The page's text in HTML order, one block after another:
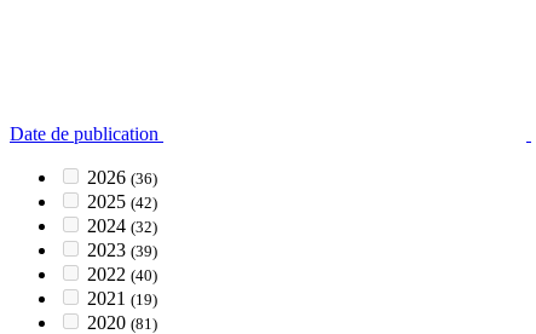
Date de publication
2026 (36)
2025 (42)
2024 (32)
2023 (39)
2022 (40)
2021 (19)
2020 (81)